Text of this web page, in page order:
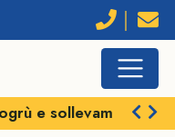
Veicoli semoventi e